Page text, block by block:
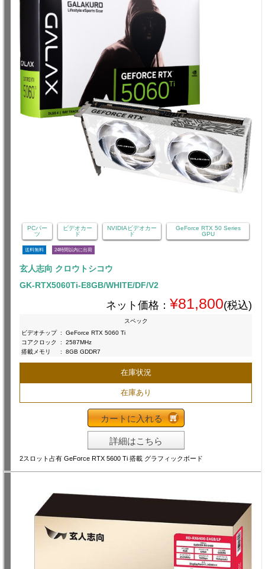
PCパー
ツ
ビデオカー
ド
NVIDIAビデオカー
ド
GeForce RTX 50 Series
GPU
送料無料 24時間以内に出荷
玄人志向 クロウトシコウ
GK-RTX5060Ti-E8GB/WHITE/DF/V2
ネット価格： ¥81,800(税込)
スペック
ビデオチップ :
GeForce RTX 5060 Ti
コアクロック
:
2587MHz
搭載メモリ
: 8GB GDDR7
在庫状況
在庫あり
カートに入れる
詳細はこちら
2スロット占有 GeForce RTX 5600 Ti 搭載 グラフィックボード